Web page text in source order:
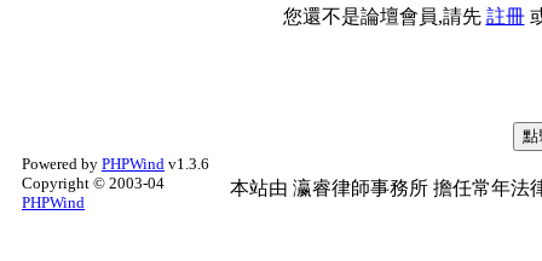
您還不是論壇會員,請先 註冊
Powered by PHPWind v1.3.6
Copyright © 2003-04
PHPWind
本站由 瀛睿律師事務所 擔任常年法